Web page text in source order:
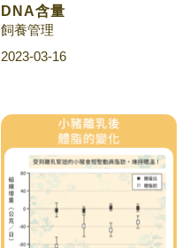
DNA含量
飼養管理
2023-03-16